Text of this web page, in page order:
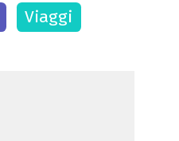
Viaggi